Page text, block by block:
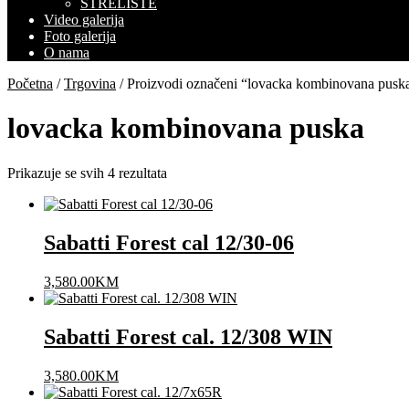
STRELIŠTE
Video galerija
Foto galerija
O nama
Početna /Trgovina / Proizvodi označeni “lovacka kombinovana
lovacka kombinovana puska
Prikazuje se svih 4 rezultata
Sabatti Forest cal 12/30-06
3,580.00KM
Sabatti Forest cal. 12/308 WIN
3,580.00KM